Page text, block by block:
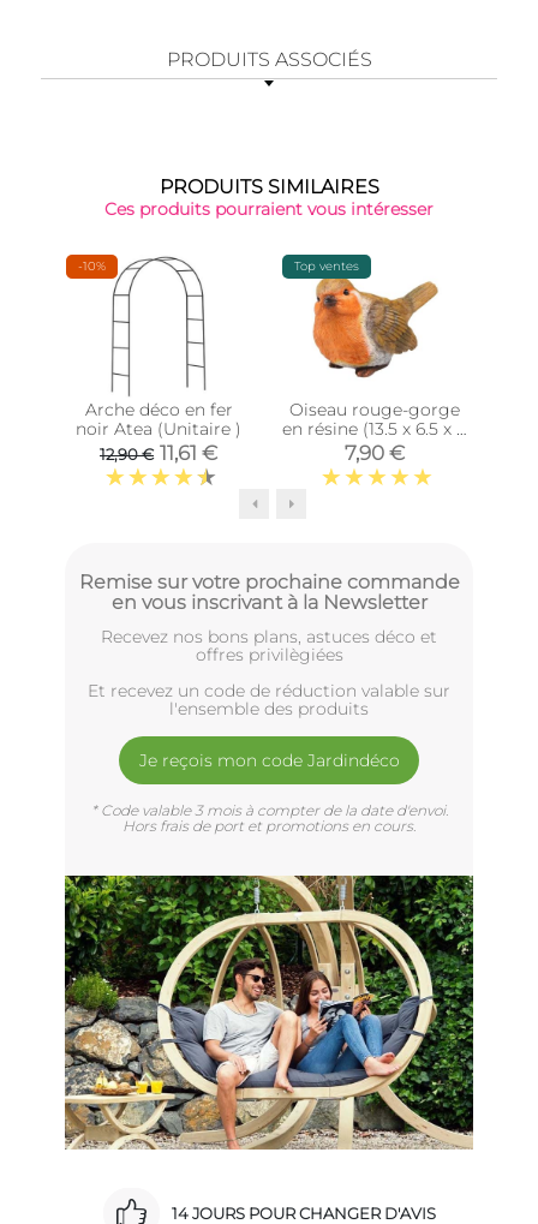
PRODUITS ASSOCIÉS
PRODUITS SIMILAIRES
Ces produits pourraient vous intéresser
-10%
Arche déco en fer
noir Atea (Unitaire )
12,90 € 11,61 €
Top ventes
Oiseau rouge-gorge
en résine (13.5 x 6.5 x 8
cm)
7,90 €
Remise sur votre prochaine commande
en vous inscrivant à la Newsletter
Recevez nos bons plans, astuces déco et
offres privilègiées
Et recevez un code de réduction valable sur
l'ensemble des produits
Je reçois mon code Jardindéco
* Code valable 3 mois à compter de la date d'envoi.
Hors frais de port et promotions en cours.
14 JOURS POUR CHANGER D'AVIS